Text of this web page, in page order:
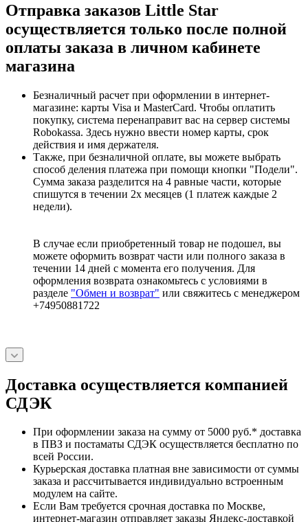
Отправка заказов Little Star
осуществляется только после полной
оплаты заказа в личном кабинете
магазина
Безналичный расчет при оформлении в интернет-
магазине: карты Visa и MasterCard. Чтобы оплатить
покупку, система перенаправит вас на сервер системы
Robokassa. Здесь нужно ввести номер карты, срок
действия и имя держателя.
Также, при безналичной оплате, вы можете выбрать
способ деления платежа при помощи кнопки "Подели".
Сумма заказа разделится на 4 равные части, которые
спишутся в течении 2х месяцев (1 платеж каждые 2
недели).
В случае если приобретенный товар не подошел, вы
можете оформить возврат части или полного заказа в
течении 14 дней с момента его получения. Для
оформления возврата ознакомьтесь с условиями в
разделе "Обмен и возврат" или свяжитесь с менеджером
+74950881722
Доставка осуществляется компанией
СДЭК
При оформлении заказа на сумму от 5000 руб.* доставка
в ПВЗ и постаматы СДЭК осуществляется бесплатно по
всей России.
Курьерская доставка платная вне зависимости от суммы
заказа и рассчитывается индивидуально встроенным
модулем на сайте.
Если Вам требуется срочная доставка по Москве,
интернет-магазин отправляет заказы Яндекс-доставкой